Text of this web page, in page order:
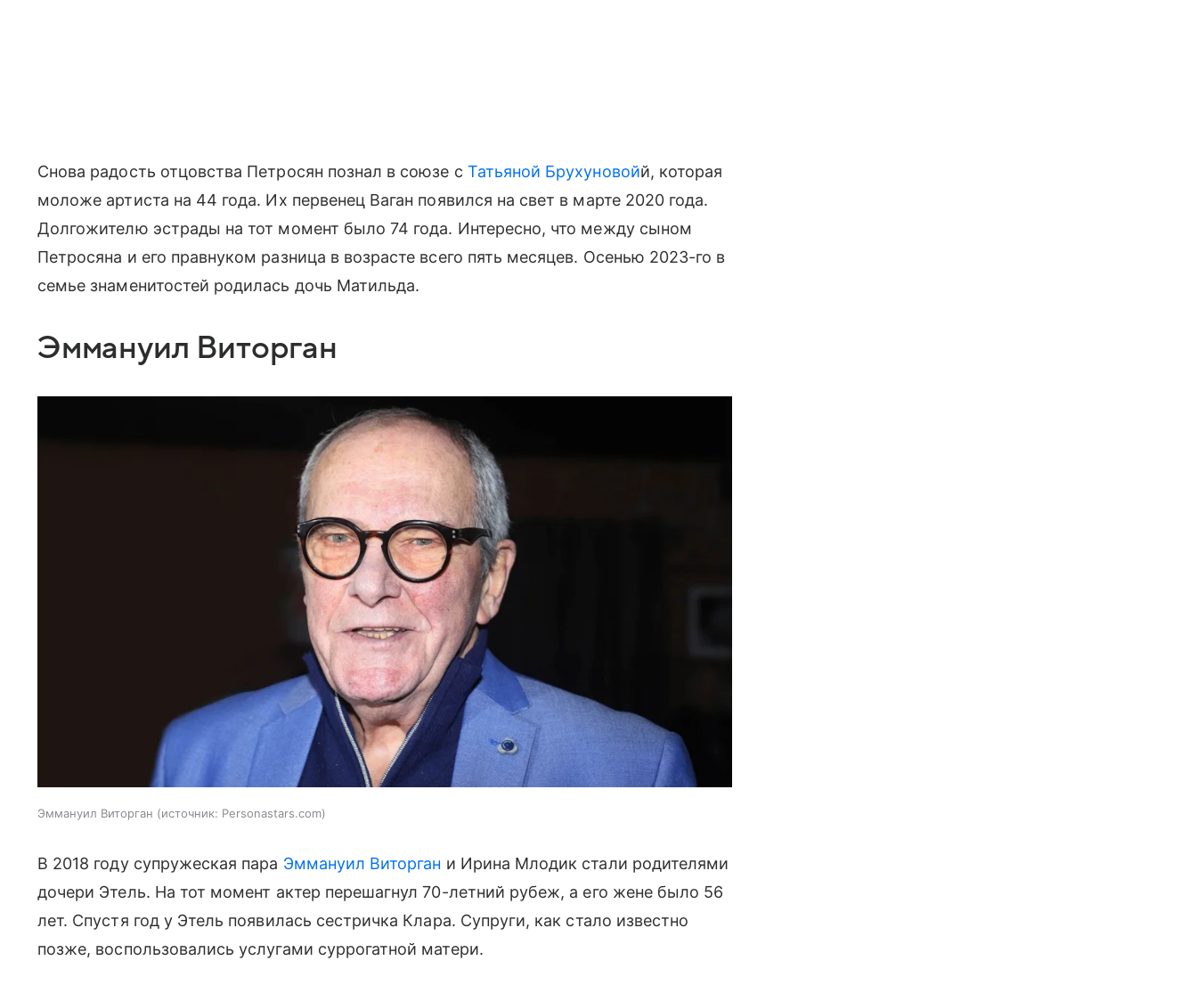
Снова радость отцовства Петросян познал в союзе с Татьяной Брухуновойй, которая
моложе артиста на 44 года. Их первенец Ваган появился на свет в марте 2020 года.
Долгожителю эстрады на тот момент было 74 года. Интересно, что между сыном
Петросяна и его правнуком разница в возрасте всего пять месяцев. Осенью 2023-го в
семье знаменитостей родилась дочь Матильда.
Эммануил Виторган
Эммануил Виторган источник: Personastars.com
В 2018 году супружеская пара Эммануил Виторган и Ирина Млодик стали родителями
дочери Этель. На тот момент актер перешагнул 70-летний рубеж, а его жене было 56
лет. Спустя год у Этель появилась сестричка Клара. Супруги, как стало известно
позже, воспользовались услугами суррогатной матери.